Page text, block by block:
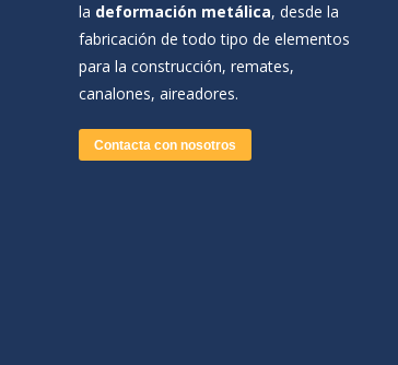
la deformación metálica, desde la
fabricación de todo tipo de elementos
para la construcción, remates,
canalones, aireadores.
Contacta con nosotros